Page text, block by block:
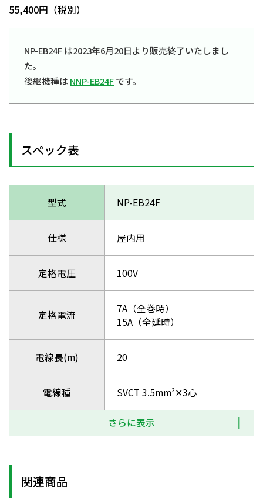
55,400円（税別）
NP-EB24F は2023年6月20日より販売終了いたしまし
た。
後継機種は NNP-EB24Fです。
スペック表
型式 NP-EB24F
仕様 屋内用
定格電圧 100V
定格電流
7A（全巻時）
15A（全延時）
電線長(m) 20
電線種 SVCT 3.5mm²✕3心
さらに表示
関連商品